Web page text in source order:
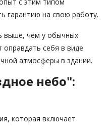
гарантию на свою работу.
выше, чем у обычных
себя в виде
атмосферы в здании.
небо":
которая включает